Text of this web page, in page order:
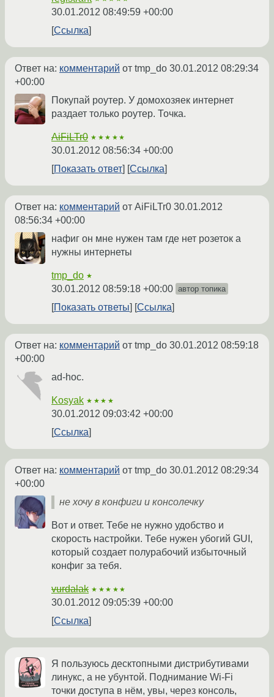
30.01.2012 08:49:59 +00:00
Ссылка
Ответ на: комментарий от tmp_do 30.01.2012 08:29:34
+00:00
Покупай роутер. У домохозяек интернет
раздает только роутер. Точка.
AiFiLTr0 ★★★★★
30.01.2012 08:56:34 +00:00
Показать ответ
Ссылка
Ответ на: комментарий от AiFiLTr0 30.01.2012
08:56:34 +00:00
нафиг он мне нужен там где нет розеток а
нужны интернеты
tmp_do ★
30.01.2012 08:59:18 +00:00 автор топика
Показать ответы Ссылка
Ответ на: комментарий от tmp_do 30.01.2012 08:59:18
+00:00
ad-hoc.
Kosyak ★★★★
30.01.2012 09:03:42 +00:00
Ссылка
Ответ на: комментарий от tmp_do 30.01.2012 08:29:34
+00:00
не хочу в конфиги и консолечку
Вот и ответ. Тебе не нужно удобство и
скорость настройки. Тебе нужен убогий GUI,
который создает полурабочий избыточный
конфиг за тебя.
vurdalak ★★★★★
30.01.2012 09:05:39 +00:00
Ссылка
Я пользуюсь десктопными дистрибутивами
линукс, а не убунтой. Поднимание Wi-Fi
точки доступа в нём, увы, через консоль,